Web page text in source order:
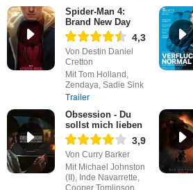
Spider-Man 4:
Brand New Day
4,3
Von Destin Daniel
Cretton
Mit Tom Holland,
Zendaya, Sadie Sink
Trailer
Obsession - Du
sollst mich lieben
3,9
Von Curry Barker
Mit Michael Johnston
(II), Inde Navarrette,